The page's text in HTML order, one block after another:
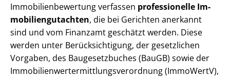
Im­mo­bi­li­en­be­wer­tung verfassen professionelle Im­
mo­bi­li­en­gut­ach­ten, die bei Gerichten anerkannt
sind und vom Finanzamt geschätzt werden. Diese
werden unter Be­rück­sich­ti­gung, der gesetzlichen
Vorgaben, des Baugesetzbuches (BauGB) sowie der
Im­mo­bi­li­en­wert­ermitt­lungs­ver­ord­nung (ImmoWertV),